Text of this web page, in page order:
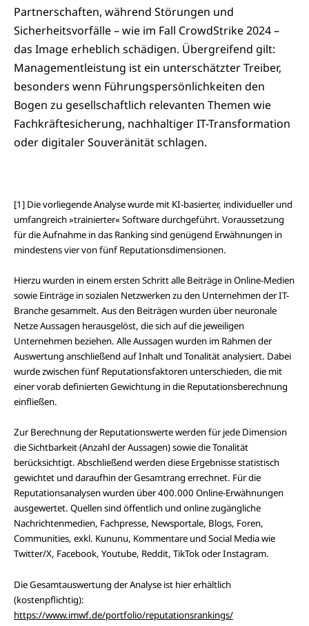
Partnerschaften, während Störungen und
Sicherheitsvorfälle – wie im Fall CrowdStrike 2024 –
das Image erheblich schädigen. Übergreifend gilt:
Managementleistung ist ein unterschätzter Treiber,
besonders wenn Führungspersönlichkeiten den
Bogen zu gesellschaftlich relevanten Themen wie
Fachkräftesicherung, nachhaltiger IT-Transformation
oder digitaler Souveränität schlagen.
[1] Die vorliegende Analyse wurde mit KI-basierter, individueller und
umfangreich »trainierter« Software durchgeführt. Voraussetzung
für die Aufnahme in das Ranking sind genügend Erwähnungen in
mindestens vier von fünf Reputationsdimensionen.
Hierzu wurden in einem ersten Schritt alle Beiträge in Online-Medien
sowie Einträge in sozialen Netzwerken zu den Unternehmen der IT-
Branche gesammelt. Aus den Beiträgen wurden über neuronale
Netze Aussagen herausgelöst, die sich auf die jeweiligen
Unternehmen beziehen. Alle Aussagen wurden im Rahmen der
Auswertung anschließend auf Inhalt und Tonalität analysiert. Dabei
wurde zwischen fünf Reputationsfaktoren unterschieden, die mit
einer vorab definierten Gewichtung in die Reputationsberechnung
einfließen.
Zur Berechnung der Reputationswerte werden für jede Dimension
die Sichtbarkeit (Anzahl der Aussagen) sowie die Tonalität
berücksichtigt. Abschließend werden diese Ergebnisse statistisch
gewichtet und daraufhin der Gesamtrang errechnet. Für die
Reputationsanalysen wurden über 400.000 Online-Erwähnungen
ausgewertet. Quellen sind öffentlich und online zugängliche
Nachrichtenmedien, Fachpresse, Newsportale, Blogs, Foren,
Communities, exkl. Kununu, Kommentare und Social Media wie
Twitter/X, Facebook, Youtube, Reddit, TikTok oder Instagram.
Die Gesamtauswertung der Analyse ist hier erhältlich
(kostenpflichtig):
https://www.imwf.de/portfolio/reputationsrankings/